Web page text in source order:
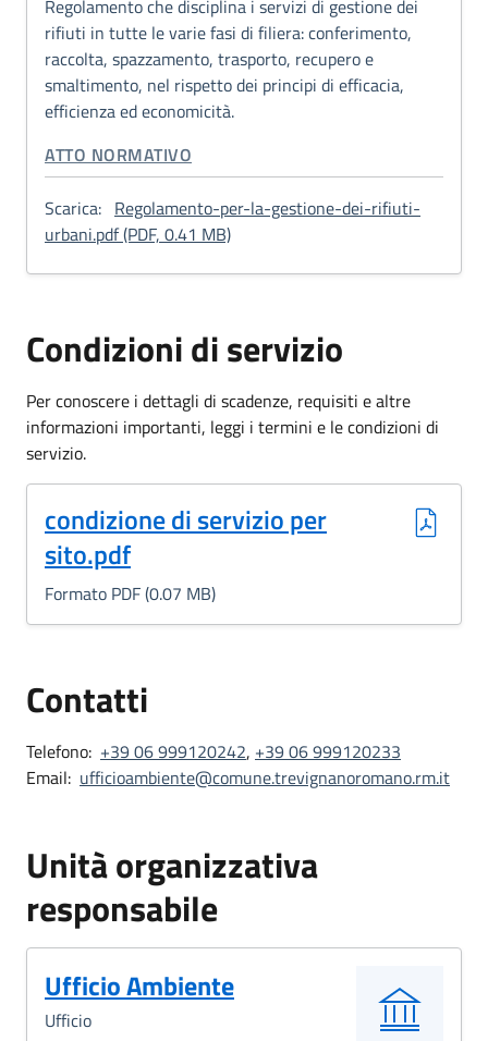
Regolamento che disciplina i servizi di gestione dei
rifiuti in tutte le varie fasi di filiera: conferimento,
raccolta, spazzamento, trasporto, recupero e
smaltimento, nel rispetto dei principi di efficacia,
efficienza ed economicità.
CATEGORIA CORRELATA:
ATTO NORMATIVO
Scarica: Regolamento-per-la-gestione-dei-rifiuti-
urbani.pdf (PDF, 0.41 MB): Regolamento per la gestione dei
Condizioni di servizio
Per conoscere i dettagli di scadenze, requisiti e altre
informazioni importanti, leggi i termini e le condizioni di
servizio.
condizione di servizio per
sito.pdf
(Formato PDF, 0.07 MB)
Formato PDF (0.07 MB)
Contatti
Telefono: +39 06 999120242, +39 06 999120233
Email: ufficioambiente@comune.trevignanoromano.rm.it
Unità organizzativa
responsabile
Ufficio Ambiente
Ufficio